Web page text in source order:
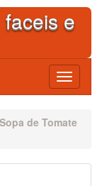
e
Toggle
de Tomate